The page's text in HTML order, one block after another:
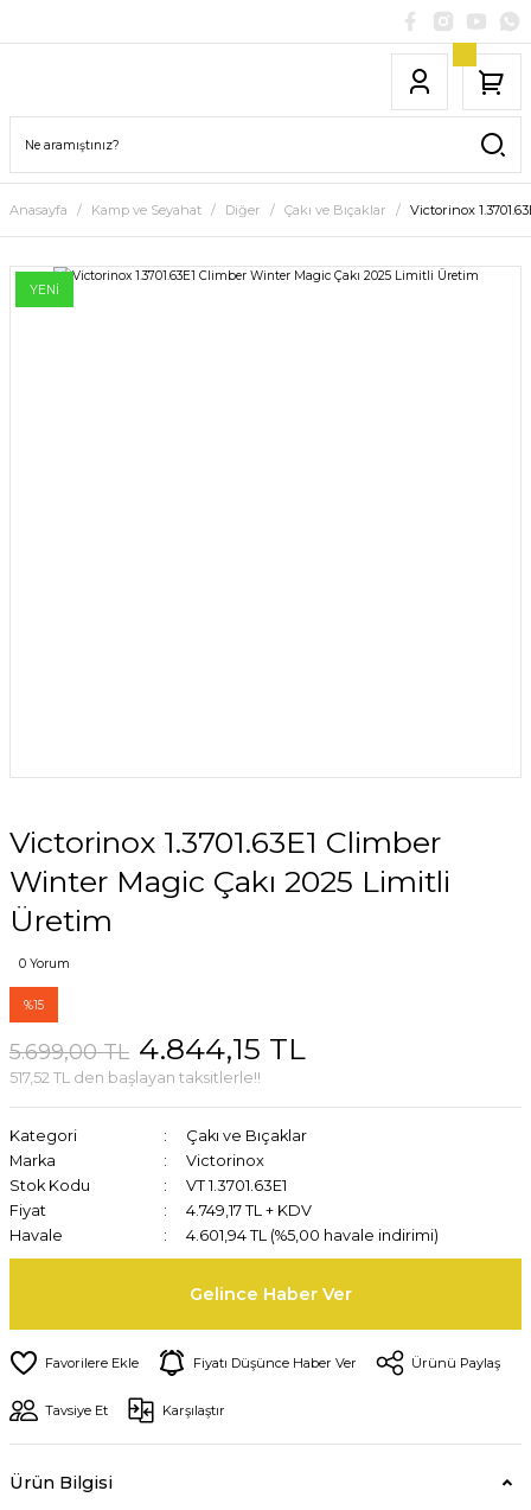
Anasayfa Kamp ve Seyahat Diğer Çakı ve Bıçaklar Victorinox
YENİ
Victorinox 1.3701.63E1 Climber
Winter Magic Çakı 2025 Limitli
Üretim
0 Yorum
%15
5.699,00 TL 4.844,15 TL
517,52 TL den başlayan taksitlerle!!
Kategori
Çakı ve Bıçaklar
Marka
Victorinox
Stok Kodu
VT 1.3701.63E1
Fiyat
4.749,17 TL + KDV
Havale
4.601,94 TL (%5,00 havale indirimi)
Gelince Haber Ver
Fiyatı Düşünce Haber Ver Ürünü Paylaş
Tavsiye Et Karşılaştır
Ürün Bilgisi